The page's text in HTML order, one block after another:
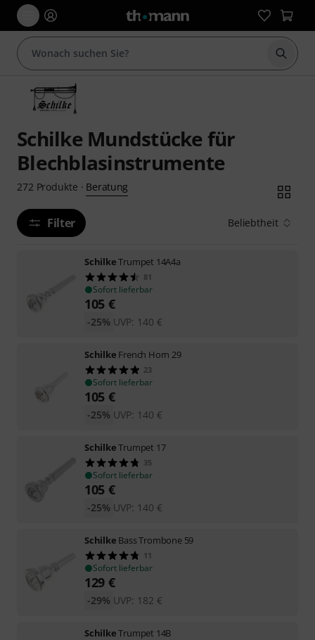
Suche
Schilke Mundstücke für
Blechblasinstrumente
272 Produkte · Beratung
Filter Beliebtheit
SchilkeTrumpet 14A4a
81
Sofort lieferbar
105 €
UVP: 140 €
-25%
Schilke French Horn 29
23
Sofort lieferbar
105 €
UVP: 140 €
-25%
SchilkeTrumpet 17
35
Sofort lieferbar
105 €
UVP: 140 €
-25%
Schilke Bass Trombone 59
11
Sofort lieferbar
129 €
UVP: 182 €
-29%
SchilkeTrumpet 14B